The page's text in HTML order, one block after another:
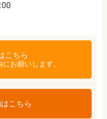
こちら
お願いします。
こちら